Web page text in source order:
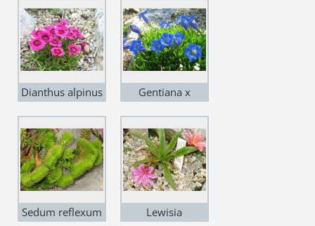
´Blaumeise´
Dianthus alpinus
Gentiana x
Sedum reflexum
Lewisia